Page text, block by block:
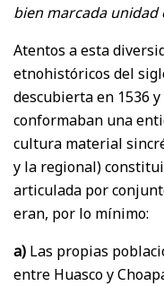
bien marcada unidad
Atentos a esta
etnohistóricos del
descubierta en 1536
conformaban una
cultura material
y la regional)
articulada por
eran, por lo mínimo:
a) Las propias
entre Huasco y